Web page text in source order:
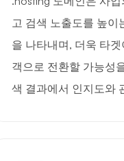
고 검색 노출도를 높이
을 나타내며, 더욱 타
객으로 전환할 가능성
색 결과에서 인지도와